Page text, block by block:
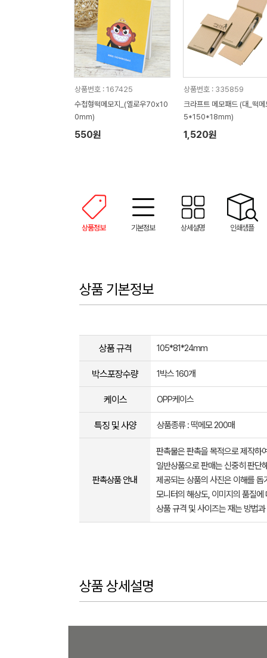
상품번호 : 167425
수첩형떡메모지_(옐로우70x10
0mm)
550원
상품번호 : 335859
크라프트 메모패드 (대_떡
5*150*18mm)
1,520원
상품정보 기본정보 상세설명 인쇄샘플
상품 기본정보
상품 규격 105*81*24mm
박스포장수량 1박스 160개
케이스 OPP케이스
특징 및 사양 상품종류 : 떡메모 200매
판촉상품 안내
판촉물은 판촉을 목적으로 제작하
일반상품으로 판매는 신중히 판단
제공되는 상품의 사진은 이해를
모니터의 해상도, 이미지의 품질
상품 규격 및 사이즈는 재는 방법
상품 상세설명